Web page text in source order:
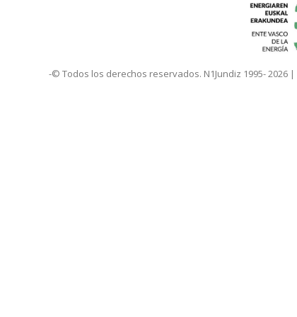
-© Todos los derechos reservados. N1Jundiz 1995- 2026 |